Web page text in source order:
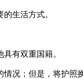
生活方式。
有双重国籍。
况；但是，将护照